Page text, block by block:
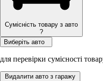
Сумісність товару з авто
?
Виберіть авто
для перевірки сумісності
Видалити авто з гаражу